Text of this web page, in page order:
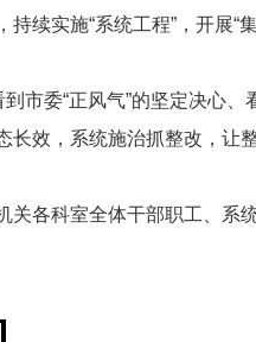
续实施“系统工程”，开展“
市委“正风气”的坚定决心、
效，系统施治抓整改，让
各科室全体干部职工、系